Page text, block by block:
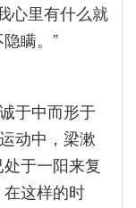
心里有什么就
瞒。”
于中而形于
动中，梁漱
于一阳来复
这样的时